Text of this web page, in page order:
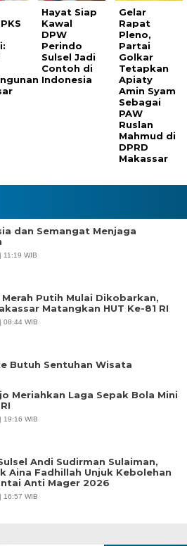
Hayat Siap
Kawal
DPW
Perindo
Sulsel Jadi
Contoh di
Indonesia
Gelar
Rapat
Pleno,
Partai
Golkar
Tetapkan
Apiaty
Amin Syam
Sebagai
PAW
Ruslan
Mahmud di
DPRD
Makassar
dan Semangat Menjaga
11:19 WIB
Putih Mulai Dikobarkan,
Matangkan HUT Ke-81 RI
08:44 WIB
Butuh Sentuhan Wisata
Meriahkan Laga Sepak Bola Mini
19:16 WIB
Andi Sudirman Sulaiman,
Aina Fadhillah Unjuk Kebolehan
Anti Mager 2026
16:57 WIB